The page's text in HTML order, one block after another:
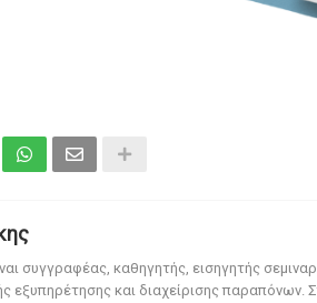
συγγραφέας, καθηγητής, εισηγητής
εξυπηρέτησης και διαχείρισης